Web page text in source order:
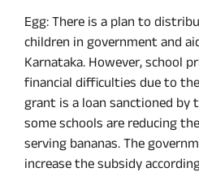
Egg: There is a plan to
children in government and
Karnataka. However, school
financial difficulties due to
grant is a loan sanctioned by
some schools are reducing
serving bananas. The
increase the subsidy